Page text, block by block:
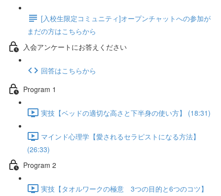
[入校生限定コミュニティ]オープンチャットへの参加が
まだの方はこちらから
入会アンケートにお答えください
回答はこちらから
Program 1
実技【ベッドの適切な高さと下半身の使い方】 (18:31)
マインド心理学【愛されるセラピストになる方法】
(26:33)
Program 2
実技【タオルワークの極意 3つの目的と6つのコツ】